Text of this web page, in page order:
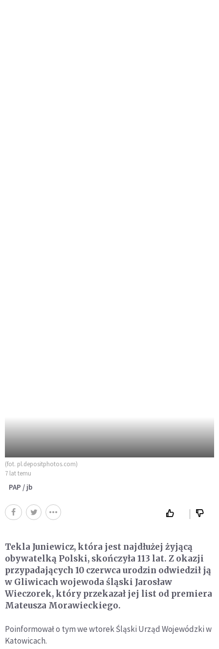
(fot. pl.depositphotos.com)
7 lat temu
PAP / jb
Tekla Juniewicz, która jest najdłużej żyjącą
obywatelką Polski, skończyła 113 lat. Z okazji
przypadających 10 czerwca urodzin odwiedził ją
w Gliwicach wojewoda śląski Jarosław
Wieczorek, który przekazał jej list od premiera
Mateusza Morawieckiego.
Poinformował o tym we wtorek Śląski Urząd Wojewódzki w
Katowicach.